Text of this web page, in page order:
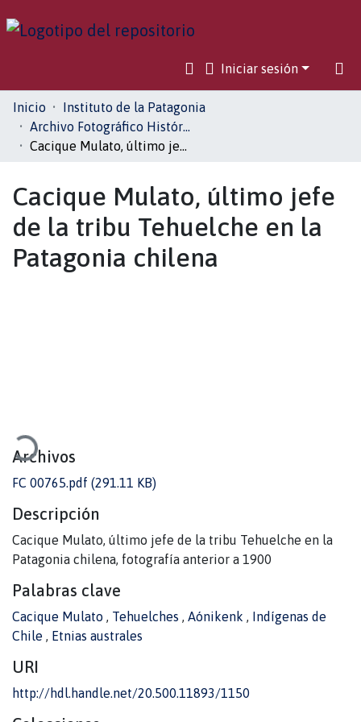
Iniciar sesión
Comunidades
Toda la biblioteca
Inicio
Instituto de la Patagonia
Archivo Fotográfico Histórico
Cacique Mulato, último jefe de la tribu Tehuelche en la Patagonia chilena
Cacique Mulato, último jefe
de la tribu Tehuelche en la
Patagonia chilena
Archivos
FC 00765.pdf (291.11 KB)
Descripción
Cacique Mulato, último jefe de la tribu Tehuelche en la
Patagonia chilena, fotografía anterior a 1900
Palabras clave
Cacique Mulato Tehuelches Aónikenk
Indígenas de
Chile
Etnias australes
URI
http://hdl.handle.net/20.500.11893/1150